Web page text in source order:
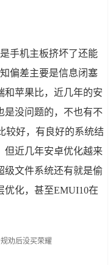
手机主板挤坏了还能
偏差主要是信息闭塞
和苹果比，近几年的安
是没问题的，不也有不
较好，有良好的系统结
但近几年安卓优化越来
级文件系统还有就是偷
优化，甚至EMUI10在